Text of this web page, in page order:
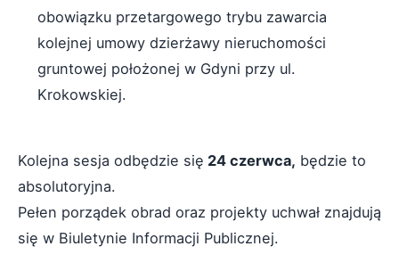
obowiązku przetargowego trybu zawarcia
kolejnej umowy dzierżawy nieruchomości
gruntowej położonej w Gdyni przy ul.
Krokowskiej.
Kolejna sesja odbędzie się 24 czerwca, będzie to
absolutoryjna.
Pełen porządek obrad oraz projekty uchwał znajdują
się w Biuletynie Informacji Publicznej.